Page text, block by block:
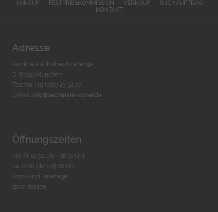
ANKAUF FESTPREISKOMMISSION VERKAUF
SUCHAUFTRAG
KONTAKT
Adresse
Kardinal-Faulhaber-Straße 14a
D-80333 München
Telefon: +49 (0)89 29 32 70
E-Mail: info@bachmann-scher.de
Öffnungszeiten
Mo-Fr. 10:30 Uhr - 18:30 Uhr
Sa. 11:00 Uhr - 15.00 Uhr
Sonn- und Feiertage
geschlossen